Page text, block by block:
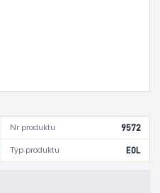
Nr produktu 9572
Typ produktu EOL